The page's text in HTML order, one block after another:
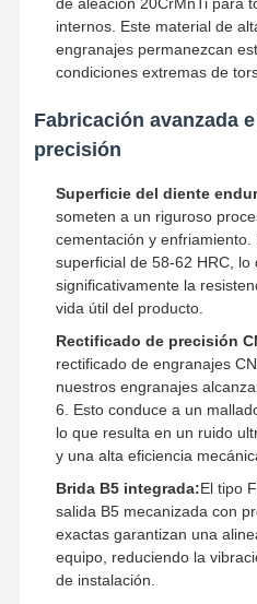
Inicio Productos
Visita A La
Fábrica
Control De
internos. Este material de
engranajes permanezcan
condiciones extremas de
Fabricación avanzada
precisión
Superficie del diente
someten a un riguroso
cementación y
superficial de 58-62 HRC, lo
significativamente la
vida útil del producto.
Rectificado de precisión
rectificado de engranajes
nuestros engranajes
6. Esto conduce a un
lo que resulta en un ruido
y una alta eficiencia
Brida B5 integrada:El tipo
salida B5 mecanizada con
exactas garantizan una
equipo, reduciendo la
de instalación.